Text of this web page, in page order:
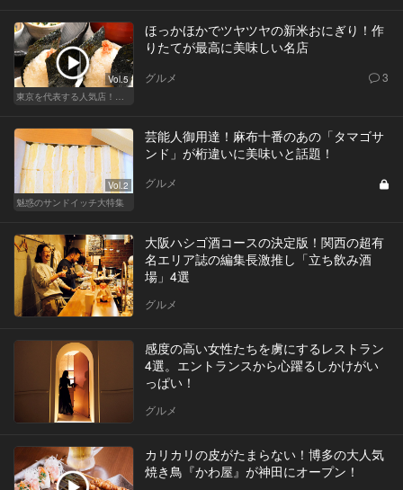
Vol.5
東京を代表する人気店！ほかほか絶品おにぎり
ほっかほかでツヤツヤの新米おにぎり！作
りたてが最高に美味しい名店
グルメ 3
Vol.2
魅惑のサンドイッチ大特集
芸能人御用達！麻布十番のあの「タマゴサ
ンド」が桁違いに美味いと話題！
グルメ
大阪ハシゴ酒コースの決定版！関西の超有
名エリア誌の編集長激推し「立ち飲み酒
場」4選
グルメ
感度の高い女性たちを虜にするレストラン
4選。エントランスから心躍るしかけがい
っぱい！
グルメ
カリカリの皮がたまらない！博多の大人気
焼き鳥『かわ屋』が神田にオープン！